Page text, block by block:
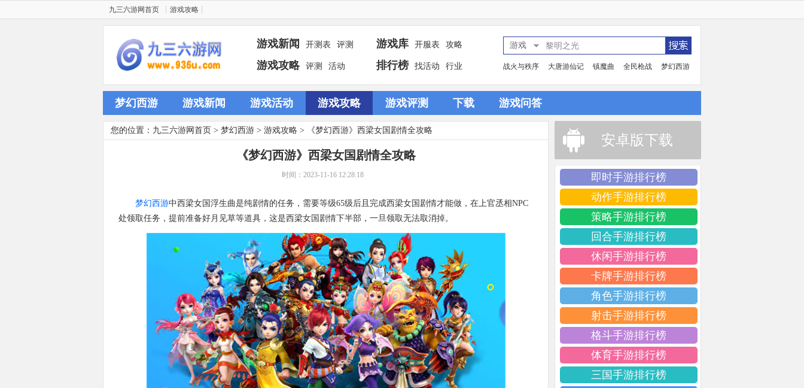
九三六游网首页 游戏攻略
战火与秩序 大唐游仙记 镇魔曲 全民枪战 梦幻西游
游戏新闻 开测表 评测 游戏库 开服表 攻略
游戏攻略 评测 活动 排行榜 找活动 行业
游戏
梦幻西游 游戏新闻 游戏活动 游戏攻略 游戏评测 下载 游戏问答
您的位置： 九三六游网首页 > 梦幻西游 > 游戏攻略 > 《梦幻西游》西梁女国剧情全攻略
《梦幻西游》西梁女国剧情全攻略
时间：2023-11-16 12:28:18
梦幻西游中西梁女国浮生曲是纯剧情的任务，需要等级65级后且完成西梁女国剧情才能做，在上官丞相NPC
处领取任务，提前准备好月见草等道具，这是西梁女国剧情下半部，一旦领取无法取消掉。
安卓版下载
即时手游排行榜
动作手游排行榜
策略手游排行榜
回合手游排行榜
休闲手游排行榜
卡牌手游排行榜
角色手游排行榜
射击手游排行榜
格斗手游排行榜
体育手游排行榜
三国手游排行榜